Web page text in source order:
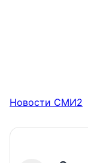
Новости СМИ2